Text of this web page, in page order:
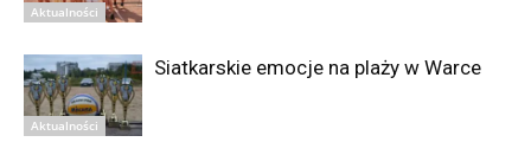
Aktualności
Aktualności
Siatkarskie emocje na plaży w Warce